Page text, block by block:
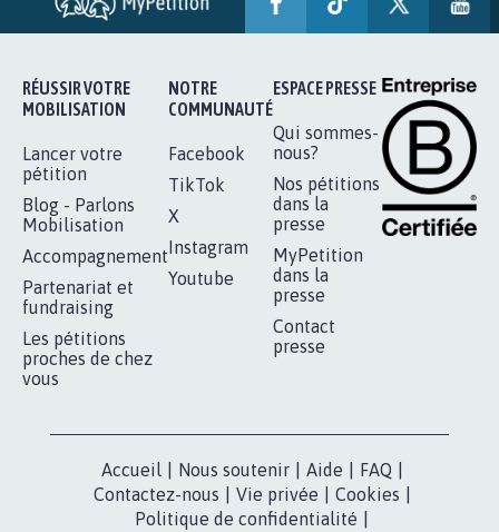
RÉUSSIR VOTRE
MOBILISATION
Lancer votre
pétition
Blog - Parlons
Mobilisation
Accompagnement
Partenariat et
fundraising
Les pétitions
proches de chez
vous
NOTRE
COMMUNAUTÉ
Facebook
TikTok
X
Instagram
Youtube
ESPACE PRESSE
Qui sommes-
nous?
Nos pétitions
dans la
presse
MyPetition
dans la
presse
Contact
presse
Accueil Nous soutenir Aide FAQ
Contactez-nous
Vie privée Cookies
Politique de confidentialité